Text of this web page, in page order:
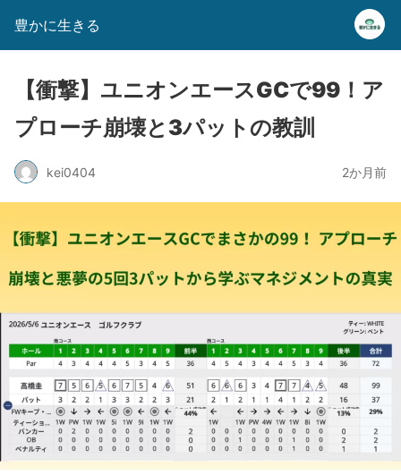
豊かに生きる
【衝撃】ユニオンエースGCで99！ア
プローチ崩壊と3パットの教訓
kei0404 2か月前